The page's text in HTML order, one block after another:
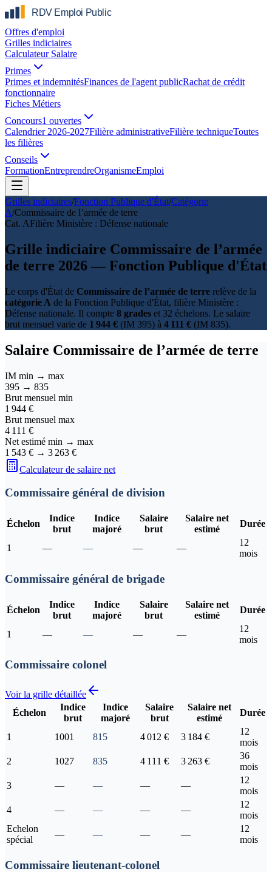
Offres d'emploi
Grilles indiciaires
Calculateur Salaire
Primes
Primes et indemnitésFinances de l'agent publicRachat de crédit
fonctionnaire
Fiches Métiers
Concours1 ouvertes
Calendrier 2026-2027Filière administrativeFilière techniqueToutes
les filières
Conseils
FormationEntreprendreOrganismeEmploi
Grilles indiciaires/Fonction Publique d'État/Catégorie
A/Commissaire de l’armée de terre
Cat. AFilière Ministère : Défense nationale
Grille indiciaire Commissaire de l’armée
de terre 2026 — Fonction Publique d'État
Le corps d'État de Commissaire de l’armée de terre relève de la
catégorie A de la Fonction Publique d'État, filière Ministère :
Défense nationale. Il compte 8 grades et 32 échelons. Le salaire
brut mensuel varie de 1 944 € (IM 395) à 4 111 € (IM 835).
Salaire Commissaire de l’armée de terre
IM min → max
395 → 835
Brut mensuel min
1 944 €
Brut mensuel max
4 111 €
Net estimé min → max
1 543 € → 3 263 €
Calculateur de salaire net
Commissaire général de division
Échelon
Indice
brut
Indice
majoré
Salaire
brut
Salaire net
estimé
Durée
1 — — — —
12
mois
Commissaire général de brigade
Échelon
Indice
brut
Indice
majoré
Salaire
brut
Salaire net
estimé
Durée
1 — — — —
12
mois
Commissaire colonel
Voir la grille détaillée
Échelon
Indice
brut
Indice
majoré
Salaire
brut
Salaire net
estimé
Durée
1 1001 815 4 012 € 3 184 €
12
mois
2
1027 835 4 111 € 3 263 €
36
mois
3
— — — —
12
mois
4
— — — —
12
mois
Echelon
spécial
— — — —
12
mois
Commissaire lieutenant-colonel